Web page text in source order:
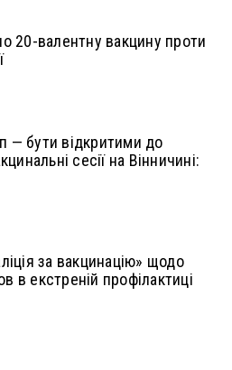
20-валентну вакцину проти
— бути відкритими до
сесії на Вінничині:
за вакцинацію» щодо
в екстреній профілактиці